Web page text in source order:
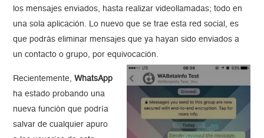
los mensajes enviados, hasta realizar videollamadas; todo en
una sola aplicación. Lo nuevo que se trae esta red social, es
que podrás eliminar mensajes que ya hayan sido enviados a
un contacto o grupo, por equivocación.
Recientemente,WhatsApp
ha estado probando una
nueva función que podría
salvar de cualquier apuro